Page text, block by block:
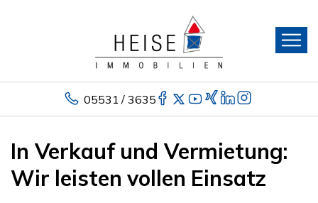
05531 / 3635
In Verkauf und Vermietung:
Wir leisten vollen Einsatz